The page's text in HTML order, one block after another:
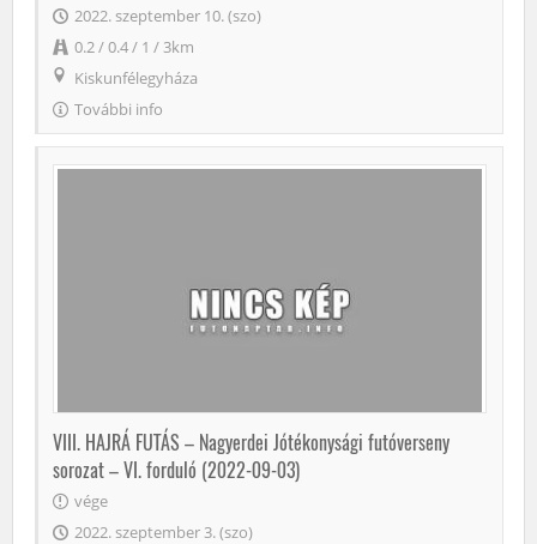
2022. szeptember 10. (szo)
0.2 / 0.4 / 1 / 3km
Kiskunfélegyháza
További info
VIII. HAJRÁ FUTÁS – Nagyerdei Jótékonysági futóverseny
sorozat – VI. forduló (2022-09-03)
vége
2022. szeptember 3. (szo)